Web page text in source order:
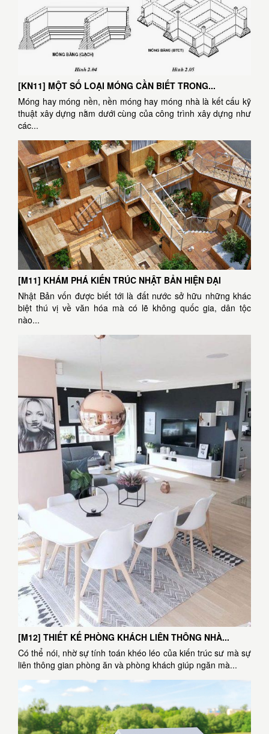
[KN11] MỘT SỐ LOẠI MÓNG CẦN BIẾT TRONG...
Móng hay móng nền, nền móng hay móng nhà là kết cấu kỹ
thuật xây dựng nằm dưới cùng của công trình xây dựng như
các...
[M11] KHÁM PHÁ KIẾN TRÚC NHẬT BẢN HIỆN ĐẠI
Nhật Bản vốn được biết tới là đất nước sở hữu những khác
biệt thú vị về văn hóa mà có lẽ không quốc gia, dân tộc
nào...
[M12] THIẾT KẾ PHÒNG KHÁCH LIÊN THÔNG NHÀ...
Có thể nói, nhờ sự tính toán khéo léo của kiến trúc sư mà sự
liên thông gian phòng ăn và phòng khách giúp ngăn mà...